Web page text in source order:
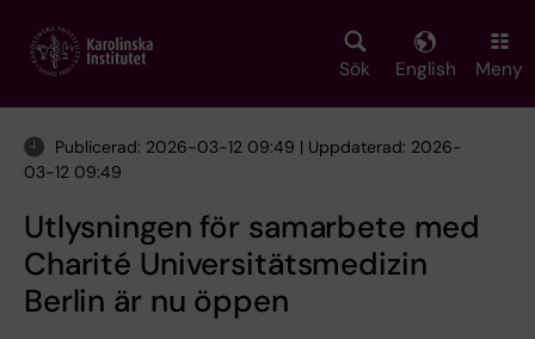
main
Sök English Meny
Publicerad: 2026-03-12 09:49 | Uppdaterad: 2026-
03-12 09:49
Utlysningen för samarbete med
Charité Universitätsmedizin
Berlin är nu öppen